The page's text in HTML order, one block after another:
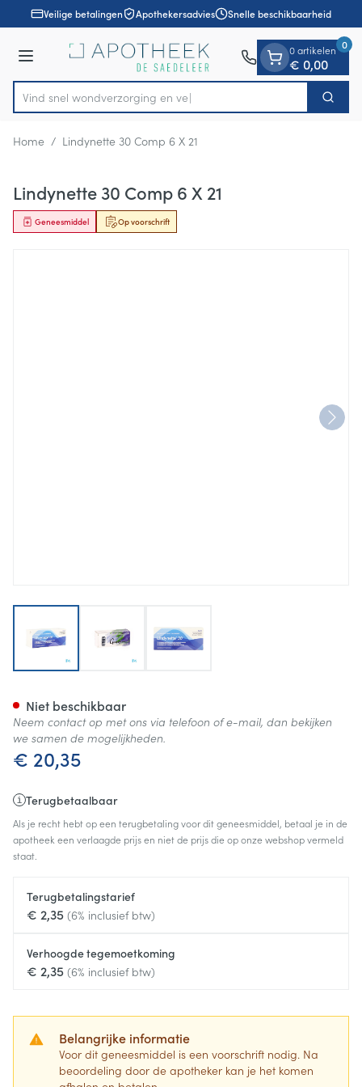
Ga naar de inhoud
1 van 1Veilige betalingen Apothekersadvies Snelle beschikbaarheid
Menu
Product, merk, categorie...
Vind snel wondverzorgin Zoek
0 artikelen
€ 0,00
0
Home / Lindynette 30 Comp 6 X 21
Lindynette 30 Comp 6 X 21
Op voorschrift
Geneesmiddel
€ 20,35
Terugbetaalbaar
Als je recht hebt op een terugbetaling voor dit geneesmiddel, betaal je in de
apotheek een verlaagde prijs en niet de prijs die op onze webshop vermeld
staat.
Terugbetalingstarief
€ 2,35 (6% inclusief btw)
Verhoogde tegemoetkoming
€ 2,35 (6% inclusief btw)
Belangrijke informatie
Voor dit geneesmiddel is een voorschrift nodig. Na
beoordeling door de apotheker kan je het komen
Niet beschikbaar
Neem contact op met ons via telefoon of e-mail, dan bekijken
we samen de mogelijkheden.